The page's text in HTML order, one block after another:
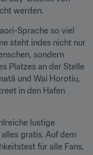
werden.
Sprache so viel
steht indes nicht nur
sondern
Platzes an der Stelle
und Wai Horotiu,
in den Hafen
lustige
gratis. Auf dem
für alle Fans,